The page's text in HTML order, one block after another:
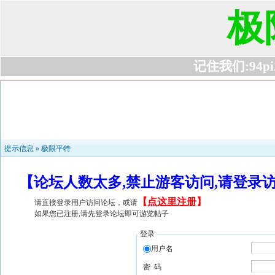
极
记住我们
提示信息 » 极限平特
【论坛人数太多,禁止游客访问,请登
请直接登录用户访问论坛，或请 【 点这里注册】
如果您已注册,请先登录论坛即可游览帖子
登录
用户名
密 码